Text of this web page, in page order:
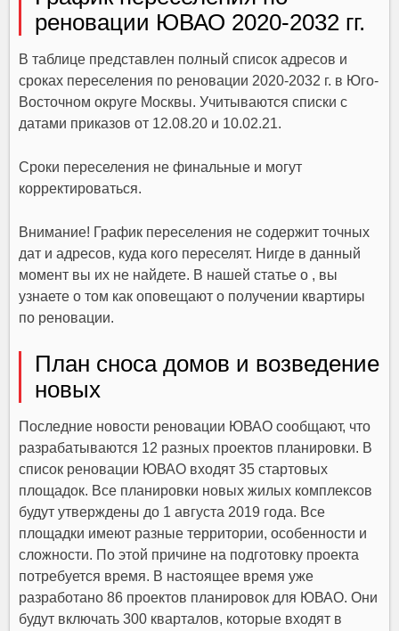
реновации ЮВАО 2020-2032 гг.
В таблице представлен полный список адресов и
сроках переселения по реновации 2020-2032 г. в Юго-
Восточном округе Москвы. Учитываются списки с
датами приказов от 12.08.20 и 10.02.21.
Сроки переселения не финальные и могут
корректироваться.
Внимание! График переселения не содержит точных
дат и адресов, куда кого переселят. Нигде в данный
момент вы их не найдете. В нашей статье о , вы
узнаете о том как оповещают о получении квартиры
по реновации.
План сноса домов и возведение
новых
Последние новости реновации ЮВАО сообщают, что
разрабатываются 12 разных проектов планировки. В
список реновации ЮВАО входят 35 стартовых
площадок. Все планировки новых жилых комплексов
будут утверждены до 1 августа 2019 года. Все
площадки имеют разные территории, особенности и
сложности. По этой причине на подготовку проекта
потребуется время. В настоящее время уже
разработано 86 проектов планировок для ЮВАО. Они
будут включать 300 кварталов, которые входят в